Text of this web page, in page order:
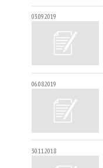
03.09.2019
06.08.2019
30.11.2018